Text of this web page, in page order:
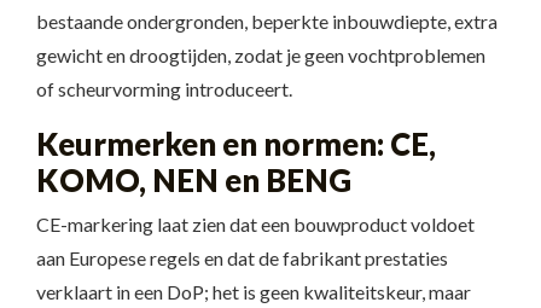
bestaande ondergronden, beperkte inbouwdiepte, extra
gewicht en droogtijden, zodat je geen vochtproblemen
of scheurvorming introduceert.
Keurmerken en normen: CE,
KOMO, NEN en BENG
CE-markering laat zien dat een bouwproduct voldoet
aan Europese regels en dat de fabrikant prestaties
verklaart in een DoP; het is geen kwaliteitskeur, maar